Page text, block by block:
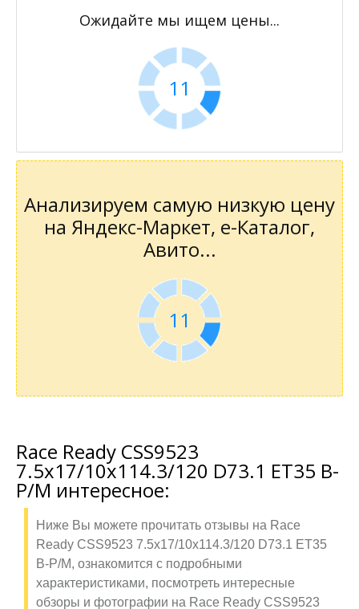
Ожидайте мы ищем цены...
11
Анализируем самую низкую цену
на Яндекс-Маркет, е-Каталог,
Авито...
11
Race Ready CSS9523
7.5x17/10x114.3/120 D73.1 ET35 B-
P/M интересное:
Ниже Вы можете прочитать отзывы на Race
Ready CSS9523 7.5x17/10x114.3/120 D73.1 ET35
B-P/M, ознакомится с подробными
характеристиками, посмотреть интересные
обзоры и фотографии на Race Ready CSS9523